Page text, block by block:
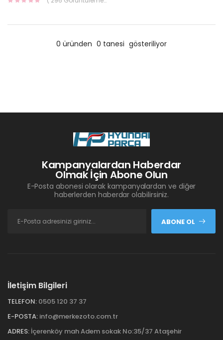
0 üründen 0 tanesi gösteriliyor
Kampanyalardan Haberdar
Olmak İçin Abone Olun
E-Posta abonesi olarak kampanyalardan ve diğer
haberlerden haberdar olabilirsiniz.
ABONE OL
İletişim Bilgileri
TELEFON: 0505 120 37 37
E-POSTA: info@merkezoto.com.tr
ADRES: İçerenköy mah Adem sokak No:35/37 Ataşehir